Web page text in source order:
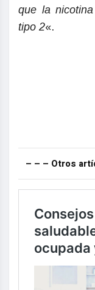
que la
tipo 2«.
– – – Otros